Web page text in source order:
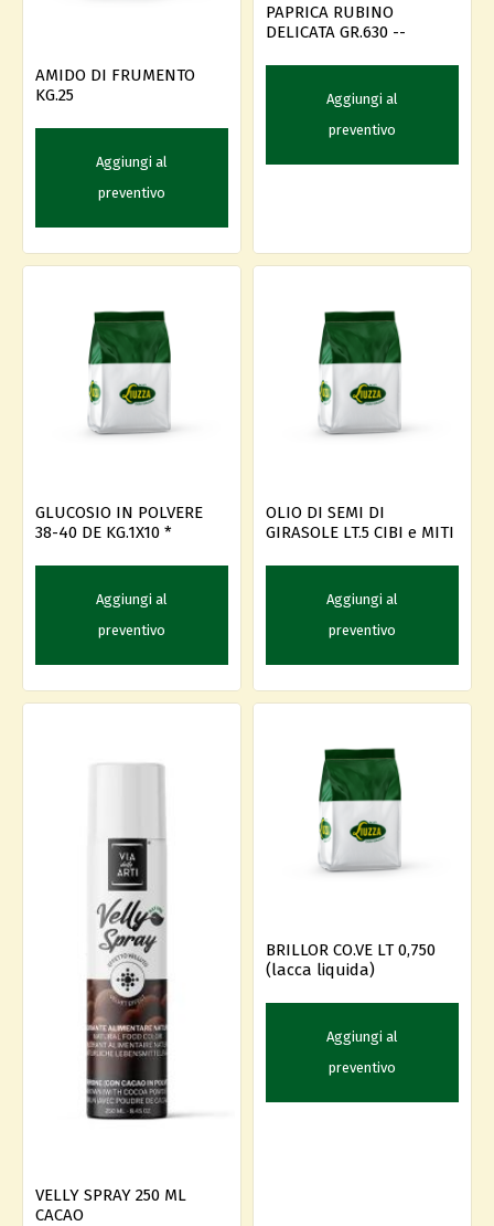
AMIDO DI FRUMENTO
KG.25
Aggiungi al
preventivo
PAPRICA RUBINO
DELICATA GR.630 --
Aggiungi al
preventivo
GLUCOSIO IN POLVERE
38-40 DE KG.1X10 *
Aggiungi al
preventivo
OLIO DI SEMI DI
GIRASOLE LT.5 CIBI e MITI
Aggiungi al
preventivo
VELLY SPRAY 250 ML
CACAO
BRILLOR CO.VE LT 0,750
(lacca liquida)
Aggiungi al
preventivo